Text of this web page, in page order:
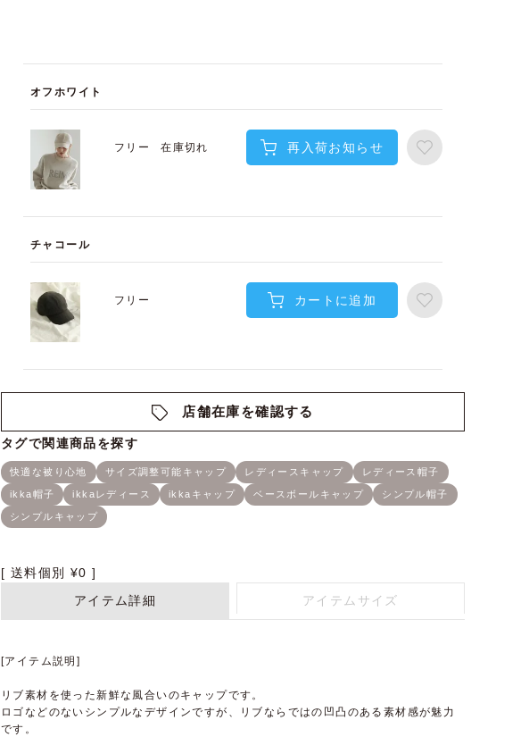
オフホワイト
フリー 在庫切れ 再入荷お知らせ
チャコール
フリー カートに追加
店舗在庫を確認する
送料個別 ¥0
アイテム詳細
アイテムサイズ
[アイテム説明]
リブ素材を使った新鮮な風合いのキャップです。
ロゴなどのないシンプルなデザインですが、リブならではの凹凸のある素材感が魅力
です。